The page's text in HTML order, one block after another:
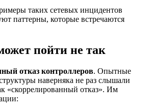
таких сетевых инцидентов
паттерны, которые встречаются
пойти не так
отказ контроллеров. Опытные
наверняка не раз слышали
«скоррелированный отказ». Им